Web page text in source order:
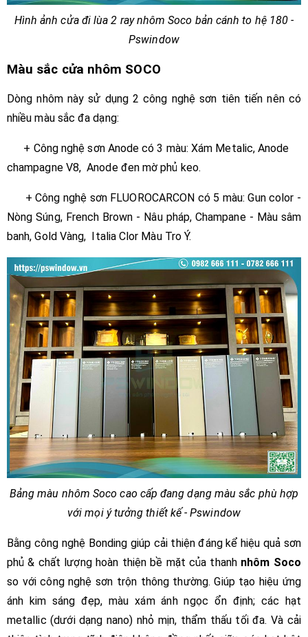
Hình ảnh cửa đi lùa 2 ray nhôm Soco bản cánh to hệ 180 -
Pswindow
Màu sắc cửa nhôm SOCO
Dòng nhôm này sử dụng 2 công nghệ sơn tiên tiến nên có
nhiều màu sắc đa dạng:
+ Công nghệ sơn Anode có 3 màu: Xám Metalic, Anode
champagne V8, Anode đen mờ phủ keo.
+ Công nghệ sơn FLUOROCARCON có 5 màu: Gun color -
Nòng Súng, French Brown - Nâu pháp, Champane - Màu sâm
banh, Gold Vàng, Italia Clor Màu Tro Ý.
Bảng màu nhôm Soco cao cấp đang dạng màu sắc phù hợp
với mọi ý tưởng thiết kế - Pswindow
Bằng công nghệ Bonding giúp cải thiện đáng kể hiệu quả sơn
phủ & chất lượng hoàn thiện bề mặt của thanh nhôm Soco
so với công nghệ sơn trộn thông thường. Giúp tạo hiệu ứng
ánh kim sáng đẹp, màu xám ánh ngọc ổn định; các hạt
metallic (dưới dạng nano) nhỏ mịn, thẩm thấu tối đa. Và cải